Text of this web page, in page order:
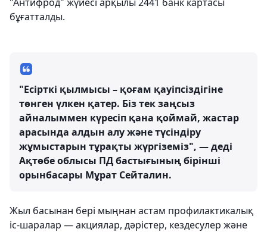
бұғатталды.
"Есірткі қылмысы – қоғам қауіпсіздігіне
төнген үлкен қатер. Біз тек заңсыз
айналыммен күресіп қана қоймай, жастар
арасында алдын алу және түсіндіру
жұмыстарын тұрақты жүргіземіз", — деді
Ақтөбе облысы ПД бастығының бірінші
орынбасары Мұрат Сейталин.
Жыл басынан бері мыңнан астам профилактикалық
іс-шаралар — акциялар, дәрістер, кездесулер және